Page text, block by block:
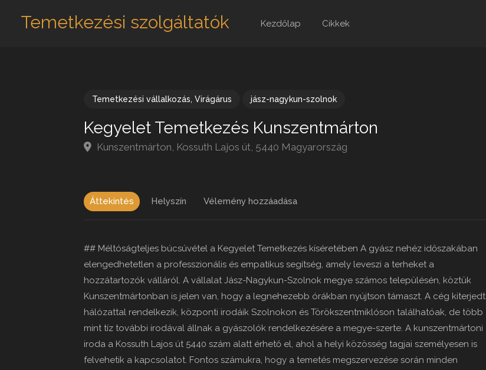
Temetkezési szolgáltatók Kezdőlap Cikkek
Temetkezési vállalkozás, Virágárus jász-nagykun-szolnok
Kegyelet Temetkezés Kunszentmárton
Kunszentmárton, Kossuth Lajos út, 5440 Magyarország
Áttekintés Helyszín Vélemény hozzáadása
## Méltóságteljes búcsúvétel a Kegyelet Temetkezés kíséretében A gyász nehéz időszakában
elengedhetetlen a professzionális és empatikus segítség, amely leveszi a terheket a
hozzátartozók válláról. A vállalat Jász-Nagykun-Szolnok megye számos településén, köztük
Kunszentmártonban is jelen van, hogy a legnehezebb órákban nyújtson támaszt. A cég kiterjedt
hálózattal rendelkezik, központi irodáik Szolnokon és Törökszentmiklóson találhatóak, de több
mint tíz további irodával állnak a gyászolók rendelkezésére a megye-szerte. A kunszentmártoni
iroda a Kossuth Lajos út 5440 szám alatt érhető el, ahol a helyi közösség tagjai személyesen is
felvehetik a kapcsolatot. Fontos számukra, hogy a temetés megszervezése során minden